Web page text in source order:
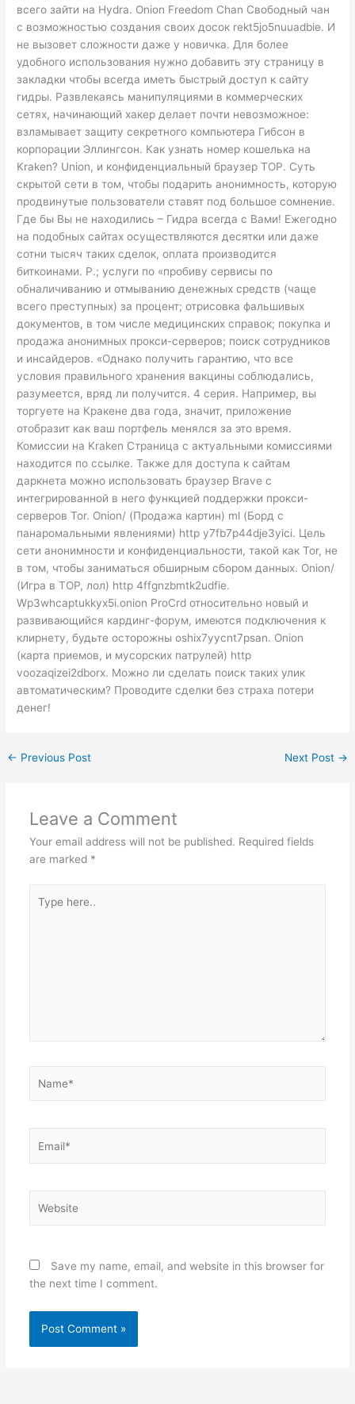
всего зайти на Hydra. Onion Freedom Chan Свободный чан
с возможностью создания своих досок rekt5jo5nuuadbie. И
не вызовет сложности даже у новичка. Для более
удобного использования нужно добавить эту страницу в
закладки чтобы всегда иметь быстрый доступ к сайту
гидры. Развлекаясь манипуляциями в коммерческих
сетях, начинающий хакер делает почти невозможное:
взламывает защиту секретного компьютера Гибсон в
корпорации Эллингсон. Как узнать номер кошелька на
Kraken? Union, и конфиденциальный браузер ТОР. Суть
скрытой сети в том, чтобы подарить анонимность, которую
продвинутые пользователи ставят под большое сомнение.
Где бы Вы не находились – Гидра всегда с Вами! Ежегодно
на подобных сайтах осуществляются десятки или даже
сотни тысяч таких сделок, оплата производится
биткоинами. Р.; услуги по «пробиву сервисы по
обналичиванию и отмыванию денежных средств (чаще
всего преступных) за процент; отрисовка фальшивых
документов, в том числе медицинских справок; покупка и
продажа анонимных прокси-серверов; поиск сотрудников
и инсайдеров. «Однако получить гарантию, что все
условия правильного хранения вакцины соблюдались,
разумеется, вряд ли получится. 4 серия. Например, вы
торгуете на Кракене два года, значит, приложение
отобразит как ваш портфель менялся за это время.
Комиссии на Kraken Страница с актуальными комиссиями
находится по ссылке. Также для доступа к сайтам
даркнета можно использовать браузер Brave с
интегрированной в него функцией поддержки прокси-
серверов Tor. Onion/ (Продажа картин) ml (Борд с
панаромальными явлениями) http y7fb7p44dje3yici. Цель
сети анонимности и конфиденциальности, такой как Tor, не
в том, чтобы заниматься обширным сбором данных. Onion/
(Игра в ТОР, лол) http 4ffgnzbmtk2udfie.
Wp3whcaptukkyx5i.onion ProCrd относительно новый и
развивающийся кардинг-форум, имеются подключения к
клирнету, будьте осторожны oshix7yycnt7psan. Onion
(карта приемов, и мусорских патрулей) http
voozaqizei2dborx. Можно ли сделать поиск таких улик
автоматическим? Проводите сделки без страха потери
денег!
← Previous Post Next Post →
Leave a Comment
Your email address will not be published. Required fields
are marked *
here..
Save my name, email, and website in this browser for
the next time I comment.